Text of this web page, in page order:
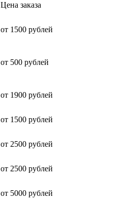
Цена заказа
от 1500 рублей
от 500 рублей
от 1900 рублей
от 1500 рублей
от 2500 рублей
от 2500 рублей
от 5000 рублей